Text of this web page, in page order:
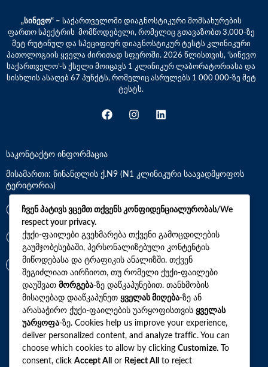
„სინევო“ – საქართველოში დიაგნოსტიკური მომსახურების
ფართო სპექტრის მომწოდებელი, რომელიც გთავაზობთ 3,000-ზე
მეტ რუტინულ და სპეციფიურ დიაგნოსტიკურ ტესტს კლინიკური
პათოლოგიის ყველა ძირითად სფეროში. 2026 წლისთვის, ‘სინევო
საქართველო’-ს ქსელი მოიცავს 1 კლინიკურ ლაბორატორიასა და
სისხლის ასაღებ 67 პუნქტს, რომელიც ასრულებს 1 000 000-ზე მეტ
ტესტს.
საკონტაქტო ინფორმაცია
მისამართი: წინანდლის ქ.N9 (N1 კლინიკური საავადმყოფოს
ტერიტორია)
*7770
+(995)32 2 800 111
info@synevo.ge
2021 – 2026 © სინევო. ყველა უფლება დაცულია
ყველა ანალიზი
ჩვენ პატივს ვცემთ თქვენს კონფიდენციალურობას/We
respect your privacy.
ქუქი-ფაილები გვეხმარება თქვენი გამოცდილების
გაუმჯობესებაში, პერსონალიზებული კონტენტის
მიწოდებასა და ტრაფიკის ანალიზში. თქვენ
შეგიძლიათ აირჩიოთ, თუ რომელი ქუქი-ფაილები
დაუშვათ მორგება-ზე დაწკაპუნებით. თანხმობის
მისაღებად დააწკაპუნეთ ყველას მიღება-ზე ან
არასაჭირო ქუქი-ფაილების უარყოფისთვის ყველას
უარყოფა-ზე. Cookies help us improve your experience,
deliver personalized content, and analyze traffic. You can
choose which cookies to allow by clicking Customize. To
consent, click Accept All or Reject All to reject